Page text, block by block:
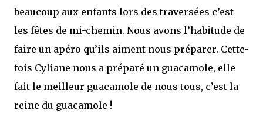
beaucoup aux enfants lors des traversées c’est
les fêtes de mi-chemin. Nous avons l’habitude de
faire un apéro qu’ils aiment nous préparer. Cette-
fois Cyliane nous a préparé un guacamole, elle
fait le meilleur guacamole de nous tous, c’est la
reine du guacamole !